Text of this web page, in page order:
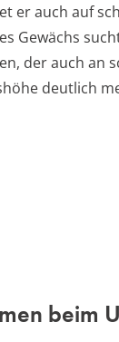
er auch auf
Gewächs
der auch an
deutlich
beim